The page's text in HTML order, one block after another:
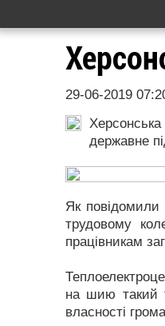
29-06-2019
Херсонська
державне
Як повідомили
трудовому
працівникам
на шию такий
власності